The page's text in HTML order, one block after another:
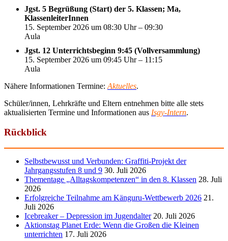
Jgst. 5 Begrüßung (Start) der 5. Klassen; Ma,
KlassenleiterInnen
15. September 2026 um 08:30 Uhr – 09:30
Aula
Jgst. 12 Unterrichtsbeginn 9:45 (Vollversammlung)
15. September 2026 um 09:45 Uhr – 11:15
Aula
Nähere Informationen Termine: Aktuelles.
Schüler/innen, Lehrkräfte und Eltern entnehmen bitte alle stets
aktualisierten Termine und Informationen aus Isgy-Intern.
Rückblick
Selbstbewusst und Verbunden: Graffiti-Projekt der
Jahrgangsstufen 8 und 9 30. Juli 2026
Thementage „Alltagskompetenzen“ in den 8. Klassen 28. Juli
2026
Erfolgreiche Teilnahme am Känguru-Wettbewerb 2026 21.
Juli 2026
Icebreaker – Depression im Jugendalter 20. Juli 2026
Aktionstag Planet Erde: Wenn die Großen die Kleinen
unterrichten 17. Juli 2026